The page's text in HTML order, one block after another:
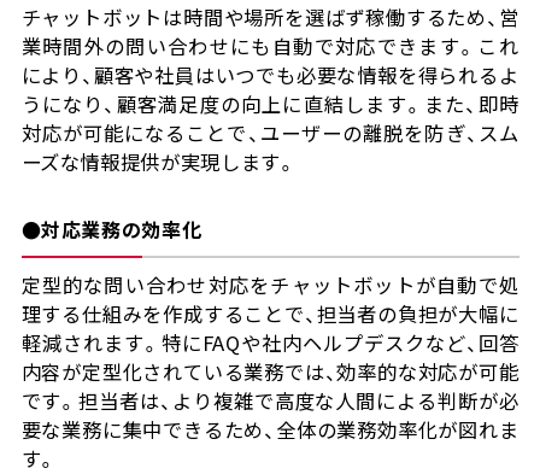
チャットボットは時間や場所を選ばず稼働するため、営
業時間外の問い合わせにも自動で対応できます。これ
により、顧客や社員はいつでも必要な情報を得られるよ
うになり、顧客満足度の向上に直結します。また、即時
対応が可能になることで、ユーザーの離脱を防ぎ、スム
ーズな情報提供が実現します。
●対応業務の効率化
定型的な問い合わせ対応をチャットボットが自動で処
理する仕組みを作成することで、担当者の負担が大幅に
軽減されます。特にFAQや社内ヘルプデスクなど、回答
内容が定型化されている業務では、効率的な対応が可能
です。担当者は、より複雑で高度な人間による判断が必
要な業務に集中できるため、全体の業務効率化が図れま
す。